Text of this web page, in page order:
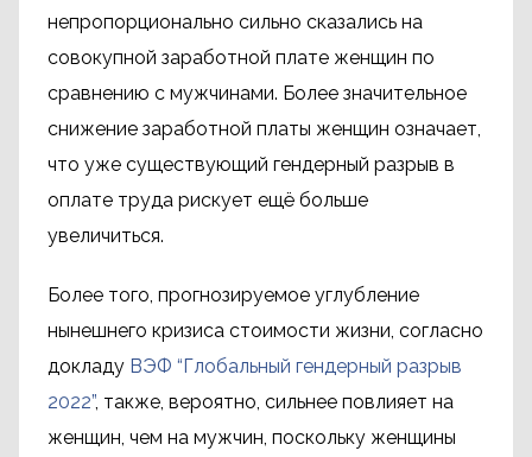
непропорционально сильно сказались на
совокупной заработной плате женщин по
сравнению с мужчинами. Более значительное
снижение заработной платы женщин означает,
что уже существующий гендерный разрыв в
оплате труда рискует ещё больше
увеличиться.
Более того, прогнозируемое углубление
нынешнего кризиса стоимости жизни, согласно
докладу ВЭФ “Глобальный гендерный разрыв
2022”, также, вероятно, сильнее повлияет на
женщин, чем на мужчин, поскольку женщины